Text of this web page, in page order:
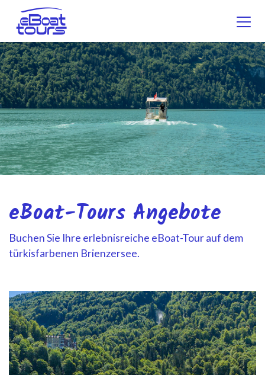
eBoat-Tours Angebote
Buchen Sie Ihre erlebnisreiche eBoat-Tour auf dem
türkisfarbenen Brienzersee.